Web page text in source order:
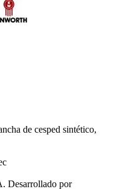
de cesped sintético,
Desarrollado por